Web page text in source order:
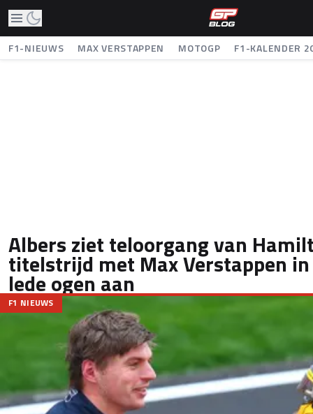
F1-NIEUWS MAX VERSTAPPEN MOTOGP F1-KALENDER
Albers ziet teloorgang van
titelstrijd met Max Verstappen
lede ogen aan
F1 NIEUWS